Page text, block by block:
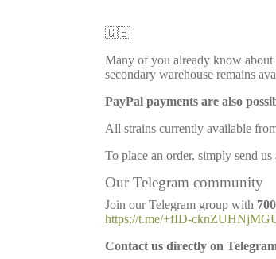
🇬🇧
Many of you already know about
secondary warehouse remains
PayPal payments are also
All strains currently available
To place an order, simply send us
Our Telegram community
Join our Telegram group with
https://t.me/+fID-
Contact us directly on